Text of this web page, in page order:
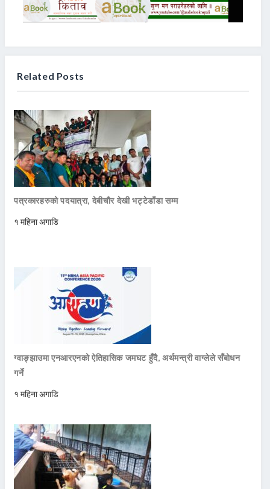
Related Posts
पत्रकारहरुको पदयात्रा, देबीचौर देखी भट्टेडाँडा सम्म
१ महिना अगाडि
ग्वाङ्झाउमा एनआरएनको ऐतिहासिक जमघट हुँदै, अर्थमन्त्री वाग्लेले सँबोधन
गर्ने
१ महिना अगाडि